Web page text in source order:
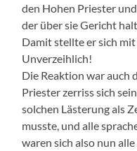
den Hohen Priester
der über sie Gericht
Damit stellte er sich
Unverzeihlich!
Die Reaktion war auch
Priester zerriss sich
solchen Lästerung als
musste, und alle
waren sich also nun